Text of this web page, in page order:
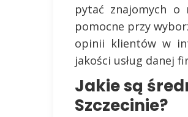
pytać znajomych o
pomocne przy
opinii klientów w
jakości usług danej
Jakie są
Szczecinie?